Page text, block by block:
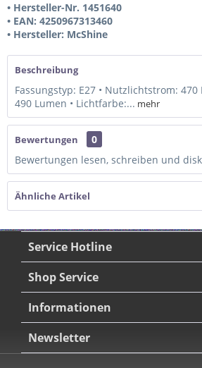
• Hersteller-Nr. 1451640
• EAN: 4250967313460
• Hersteller: McShine
Beschreibung
Fassungstyp: E27 • Nutzlichtstrom:
490 Lumen • Lichtfarbe:... mehr
Bewertungen
0
Bewertungen lesen, schreiben und
Ähnliche Artikel
Service Hotline
Shop Service
Informationen
Newsletter